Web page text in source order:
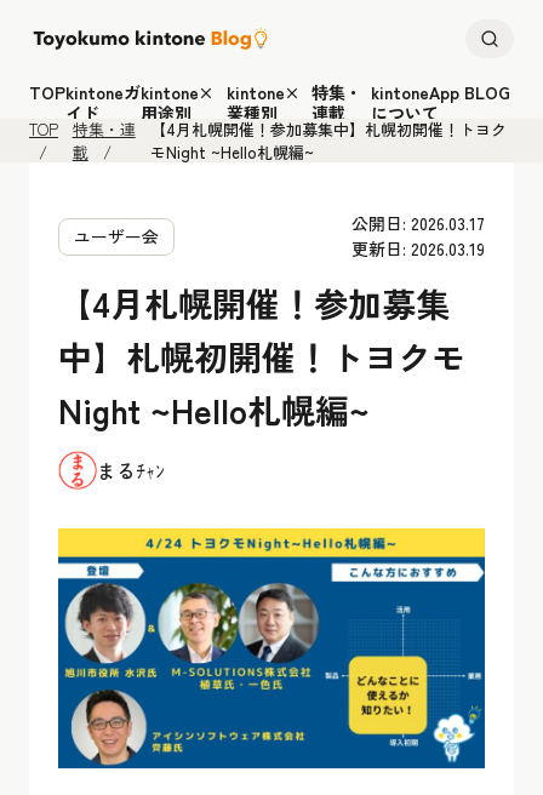
TOPkintoneガ
イド
kintone×
用途別
kintone×
業種別
特集・
連載
kintoneApp BLOG
について
TOP
特集・連
載
【4月札幌開催！参加募集中】札幌初開催！トヨク
モNight ~Hello札幌編~
ユーザー会
公開日: 2026.03.17
更新日: 2026.03.19
【4月札幌開催！参加募集
中】札幌初開催！トヨクモ
Night ~Hello札幌編~
まるﾁｬﾝ